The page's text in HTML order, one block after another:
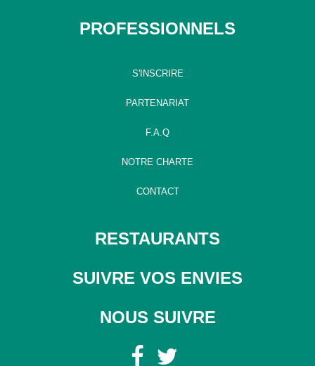
PROFESSIONNELS
S'INSCRIRE
PARTENARIAT
F.A.Q
NOTRE CHARTE
CONTACT
RESTAURANTS
SUIVRE VOS ENVIES
NOUS SUIVRE